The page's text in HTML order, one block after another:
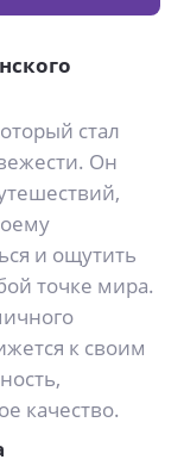
стал
Он
и ощутить
точке мира.
к своим
качество.